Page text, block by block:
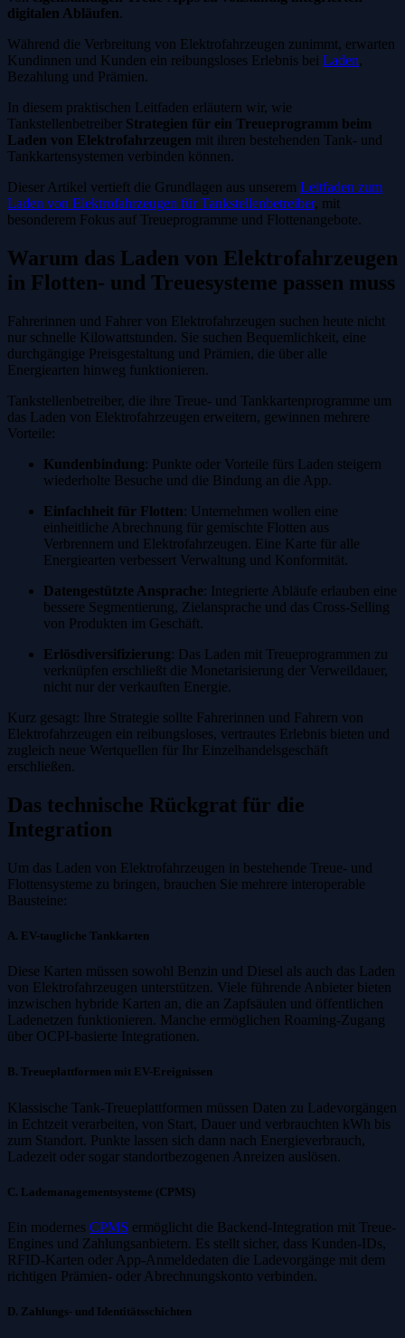
digitalen Abläufen.
Während die Verbreitung von Elektrofahrzeugen zunimmt, erwarten
Kundinnen und Kunden ein reibungsloses Erlebnis bei Laden,
Bezahlung und Prämien.
In diesem praktischen Leitfaden erläutern wir, wie
Tankstellenbetreiber Strategien für ein Treueprogramm beim
Laden von Elektrofahrzeugen mit ihren bestehenden Tank- und
Tankkartensystemen verbinden können.
Dieser Artikel vertieft die Grundlagen aus unserem Leitfaden zum
Laden von Elektrofahrzeugen für Tankstellenbetreiber, mit
besonderem Fokus auf Treueprogramme und Flottenangebote.
Warum das Laden von Elektrofahrzeugen
in Flotten- und Treuesysteme passen muss
Fahrerinnen und Fahrer von Elektrofahrzeugen suchen heute nicht
nur schnelle Kilowattstunden. Sie suchen Bequemlichkeit, eine
durchgängige Preisgestaltung und Prämien, die über alle
Energiearten hinweg funktionieren.
Tankstellenbetreiber, die ihre Treue- und Tankkartenprogramme um
das Laden von Elektrofahrzeugen erweitern, gewinnen mehrere
Vorteile:
Kundenbindung: Punkte oder Vorteile fürs Laden steigern
wiederholte Besuche und die Bindung an die App.
Einfachheit für Flotten: Unternehmen wollen eine
einheitliche Abrechnung für gemischte Flotten aus
Verbrennern und Elektrofahrzeugen. Eine Karte für alle
Energiearten verbessert Verwaltung und Konformität.
Datengestützte Ansprache: Integrierte Abläufe erlauben eine
bessere Segmentierung, Zielansprache und das Cross-Selling
von Produkten im Geschäft.
Erlösdiversifizierung: Das Laden mit Treueprogrammen zu
verknüpfen erschließt die Monetarisierung der Verweildauer,
nicht nur der verkauften Energie.
Kurz gesagt: Ihre Strategie sollte Fahrerinnen und Fahrern von
Elektrofahrzeugen ein reibungsloses, vertrautes Erlebnis bieten und
zugleich neue Wertquellen für Ihr Einzelhandelsgeschäft
erschließen.
Das technische Rückgrat für die
Integration
Um das Laden von Elektrofahrzeugen in bestehende Treue- und
Flottensysteme zu bringen, brauchen Sie mehrere interoperable
Bausteine:
A. EV-taugliche Tankkarten
Diese Karten müssen sowohl Benzin und Diesel als auch das Laden
von Elektrofahrzeugen unterstützen. Viele führende Anbieter bieten
inzwischen hybride Karten an, die an Zapfsäulen und öffentlichen
Ladenetzen funktionieren. Manche ermöglichen Roaming-Zugang
über OCPI-basierte Integrationen.
B. Treueplattformen mit EV-Ereignissen
Klassische Tank-Treueplattformen müssen Daten zu Ladevorgängen
in Echtzeit verarbeiten, von Start, Dauer und verbrauchten kWh bis
zum Standort. Punkte lassen sich dann nach Energieverbrauch,
Ladezeit oder sogar standortbezogenen Anreizen auslösen.
C. Lademanagementsysteme (CPMS)
Ein modernes CPMS ermöglicht die Backend-Integration mit Treue-
Engines und Zahlungsanbietern. Es stellt sicher, dass Kunden-IDs,
RFID-Karten oder App-Anmeldedaten die Ladevorgänge mit dem
richtigen Prämien- oder Abrechnungskonto verbinden.
D. Zahlungs- und Identitätsschichten